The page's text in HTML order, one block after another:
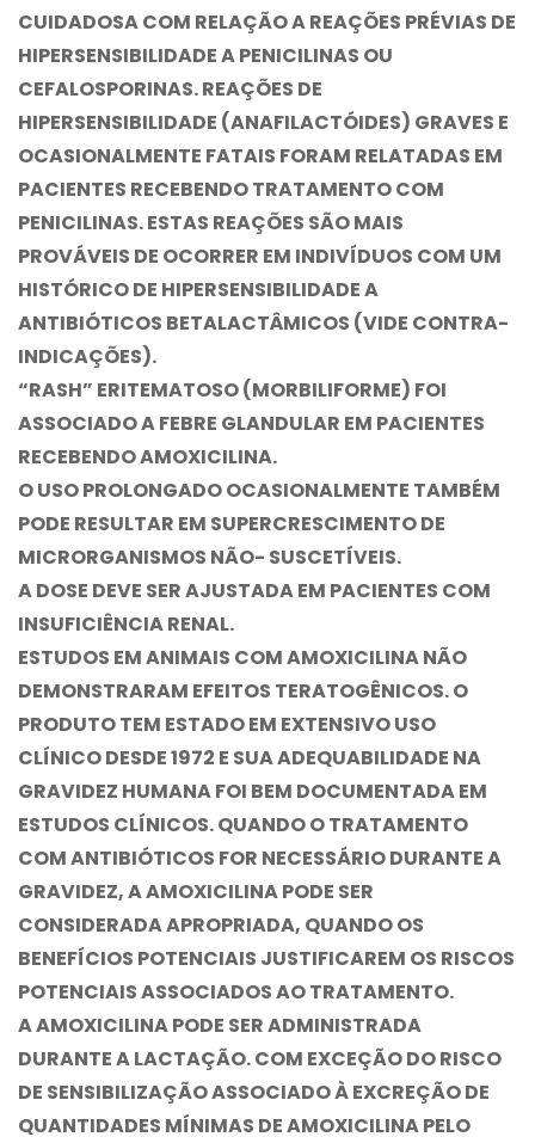
CUIDADOSA COM RELAÇÃO A REAÇÕES PRÉVIAS DE
HIPERSENSIBILIDADE A PENICILINAS OU
CEFALOSPORINAS. REAÇÕES DE
HIPERSENSIBILIDADE (ANAFILACTÓIDES) GRAVES E
OCASIONALMENTE FATAIS FORAM RELATADAS EM
PACIENTES RECEBENDO TRATAMENTO COM
PENICILINAS. ESTAS REAÇÕES SÃO MAIS
PROVÁVEIS DE OCORRER EM INDIVÍDUOS COM UM
HISTÓRICO DE HIPERSENSIBILIDADE A
ANTIBIÓTICOS BETALACTÂMICOS (VIDE CONTRA-
INDICAÇÕES).
“RASH” ERITEMATOSO (MORBILIFORME) FOI
ASSOCIADO A FEBRE GLANDULAR EM PACIENTES
RECEBENDO AMOXICILINA.
O USO PROLONGADO OCASIONALMENTE TAMBÉM
PODE RESULTAR EM SUPERCRESCIMENTO DE
MICRORGANISMOS NÃO- SUSCETÍVEIS.
A DOSE DEVE SER AJUSTADA EM PACIENTES COM
INSUFICIÊNCIA RENAL.
ESTUDOS EM ANIMAIS COM AMOXICILINA NÃO
DEMONSTRARAM EFEITOS TERATOGÊNICOS. O
PRODUTO TEM ESTADO EM EXTENSIVO USO
CLÍNICO DESDE 1972 E SUA ADEQUABILIDADE NA
GRAVIDEZ HUMANA FOI BEM DOCUMENTADA EM
ESTUDOS CLÍNICOS. QUANDO O TRATAMENTO
COM ANTIBIÓTICOS FOR NECESSÁRIO DURANTE A
GRAVIDEZ, A AMOXICILINA PODE SER
CONSIDERADA APROPRIADA, QUANDO OS
BENEFÍCIOS POTENCIAIS JUSTIFICAREM OS RISCOS
POTENCIAIS ASSOCIADOS AO TRATAMENTO.
A AMOXICILINA PODE SER ADMINISTRADA
DURANTE A LACTAÇÃO. COM EXCEÇÃO DO RISCO
DE SENSIBILIZAÇÃO ASSOCIADO À EXCREÇÃO DE
QUANTIDADES MÍNIMAS DE AMOXICILINA PELO